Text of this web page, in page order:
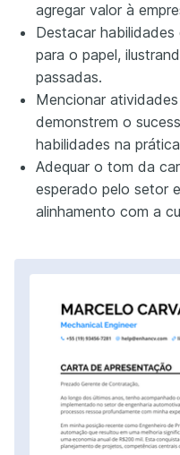
agregar valor à
Destacar
para o papel,
passadas.
Mencionar
demonstrem o
habilidades na
Adequar o tom da
esperado pelo setor
alinhamento com a